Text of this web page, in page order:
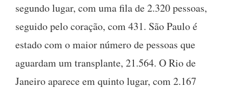
segundo lugar, com uma fila de 2.320 pessoas,
seguido pelo coração, com 431. São Paulo é
estado com o maior número de pessoas que
aguardam um transplante, 21.564. O Rio de
Janeiro aparece em quinto lugar, com 2.167